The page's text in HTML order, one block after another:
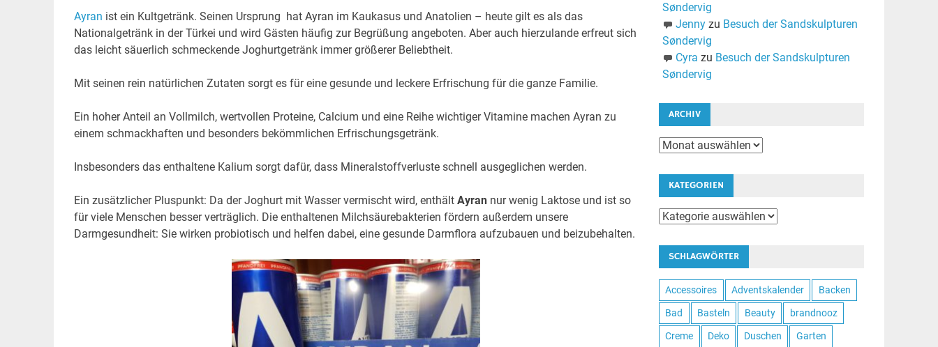
Ayran ist ein Kultgetränk. Seinen Ursprung hat Ayran im Kaukasus und Anatolien – heute gilt es als das
Nationalgetränk in der Türkei und wird Gästen häufig zur Begrüßung angeboten. Aber auch hierzulande erfreut sich
das leicht säuerlich schmeckende Joghurtgetränk immer größerer Beliebtheit.
Mit seinen rein natürlichen Zutaten sorgt es für eine gesunde und leckere Erfrischung für die ganze Familie.
Ein hoher Anteil an Vollmilch, wertvollen Proteine, Calcium und eine Reihe wichtiger Vitamine machen Ayran zu
einem schmackhaften und besonders bekömmlichen Erfrischungsgetränk.
Insbesonders das enthaltene Kalium sorgt dafür, dass Mineralstoffverluste schnell ausgeglichen werden.
Ein zusätzlicher Pluspunkt: Da der Joghurt mit Wasser vermischt wird, enthält Ayrannur wenig Laktose und ist so
für viele Menschen besser verträglich. Die enthaltenen Milchsäurebakterien fördern außerdem unsere
Darmgesundheit: Sie wirken probiotisch und helfen dabei, eine gesunde Darmflora aufzubauen und beizubehalten.
Søndervig
Jennyzu Besuch der Sandskulpturen
Søndervig
Cyra zu Besuch der Sandskulpturen
Søndervig
ARCHIV
Archiv
KATEGORIEN
Kategorien
SCHLAGWÖRTER
Accessoires Adventskalender Backen
Bad Basteln Beauty brandnooz
Creme Deko Duschen Garten